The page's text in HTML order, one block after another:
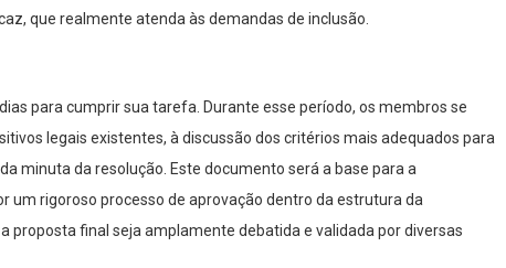
que realmente atenda às demandas de inclusão.
para cumprir sua tarefa. Durante esse período, os membros se
legais existentes, à discussão dos critérios mais adequados para
minuta da resolução. Este documento será a base para a
um rigoroso processo de aprovação dentro da estrutura da
proposta final seja amplamente debatida e validada por diversas